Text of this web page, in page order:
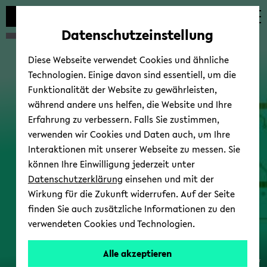
Automatische
vermeiden
zum
wechseln
zum
wechseln
zum
wechseln
© Paul Schra­der
Datenschutzeinstellung
Diese Webseite verwendet Cookies und ähnliche
Technologien. Einige davon sind essentiell, um die
Funktionalität der Website zu gewährleisten,
während andere uns helfen, die Website und Ihre
Erfahrung zu verbessern. Falls Sie zustimmen,
verwenden wir Cookies und Daten auch, um Ihre
Interaktionen mit unserer Webseite zu messen. Sie
können Ihre Einwilligung jederzeit unter
Datenschutzerklärung einsehen und mit der
Wirkung für die Zukunft widerrufen. Auf der Seite
finden Sie auch zusätzliche Informationen zu den
verwendeten Cookies und Technologien.
Alle akzeptieren